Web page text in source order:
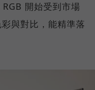
開始受到市場
與對比，能精準落